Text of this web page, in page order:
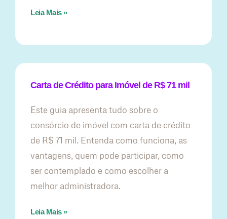
Leia Mais »
Carta de Crédito para Imóvel de R$ 71 mil
Este guia apresenta tudo sobre o
consórcio de imóvel com carta de crédito
de R$ 71 mil. Entenda como funciona, as
vantagens, quem pode participar, como
ser contemplado e como escolher a
melhor administradora.
Leia Mais »